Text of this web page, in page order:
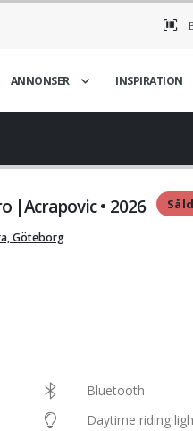
ANNONSER INSPIRATION
|Acrapovic • 2026 Såld
Göteborg
Bluetooth
Daytime riding